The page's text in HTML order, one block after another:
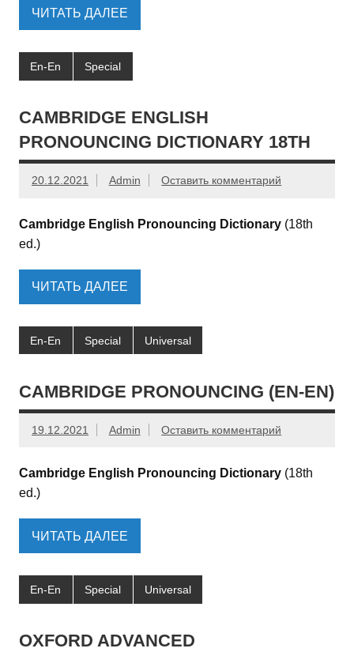
ЧИТАТЬ ДАЛЕЕ
En-En Special
CAMBRIDGE ENGLISH
PRONOUNCING DICTIONARY 18TH
20.12.2021 Admin Оставить комментарий
Cambridge English Pronouncing Dictionary (18th
ed.)
ЧИТАТЬ ДАЛЕЕ
En-En Special Universal
CAMBRIDGE PRONOUNCING (EN-EN)
19.12.2021 Admin Оставить комментарий
Cambridge English Pronouncing Dictionary (18th
ed.)
ЧИТАТЬ ДАЛЕЕ
En-En Special Universal
OXFORD ADVANCED